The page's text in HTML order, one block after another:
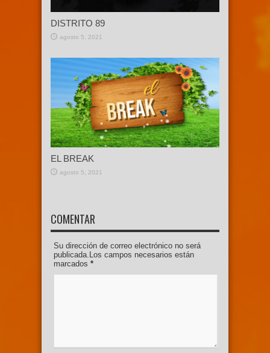
DISTRITO 89
agosto 5, 2021
EL BREAK
agosto 5, 2021
COMENTAR
Su dirección de correo electrónico no será
publicada.Los campos necesarios están
marcados *